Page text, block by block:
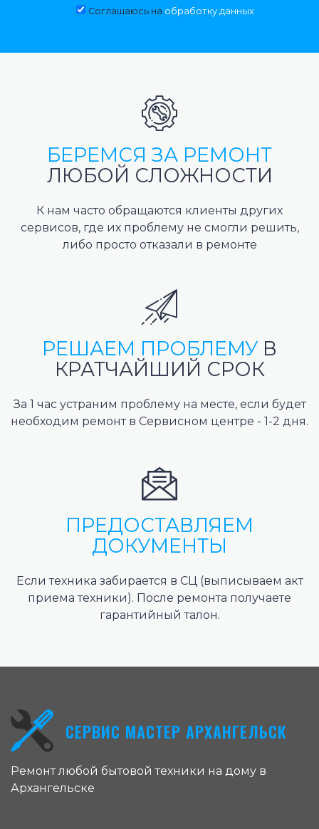
Соглашаюсь на обработку данных
БЕРЕМСЯ ЗА РЕМОНТ
ЛЮБОЙ СЛОЖНОСТИ
К нам часто обращаются клиенты других
сервисов, где их проблему не смогли решить,
либо просто отказали в ремонте
РЕШАЕМ ПРОБЛЕМУ В
КРАТЧАЙШИЙ СРОК
За 1 час устраним проблему на месте, если будет
необходим ремонт в Сервисном центре - 1-2 дня.
ПРЕДОСТАВЛЯЕМ
ДОКУМЕНТЫ
Если техника забирается в СЦ (выписываем акт
приема техники). После ремонта получаете
гарантийный талон.
СЕРВИС МАСТЕР АРХАНГЕЛЬСК
Ремонт любой бытовой техники на дому в
Архангельске